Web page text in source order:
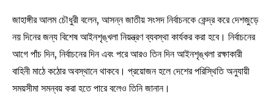
জাহাঙ্গীর আলম চৌধুরী বলেন, আসন্ন জাতীয় সংসদ নির্বাচনকে কেন্দ্র করে দেশজুড়ে
নয় দিনের জন্য বিশেষ আইনশৃঙ্খলা নিয়ন্ত্রণ ব্যবস্থা কার্যকর করা হবে। নির্বাচনের
আগে পাঁচ দিন, নির্বাচনের দিন এবং পরে আরও তিন দিন আইনশৃঙ্খলা রক্ষাকারী
বাহিনী মাঠে কঠোর অবস্থানে থাকবে। প্রয়োজন হলে দেশের পরিস্থিতি অনুযায়ী
সময়সীমা সমন্বয় করা হতে পারে বলেও তিনি জানান।